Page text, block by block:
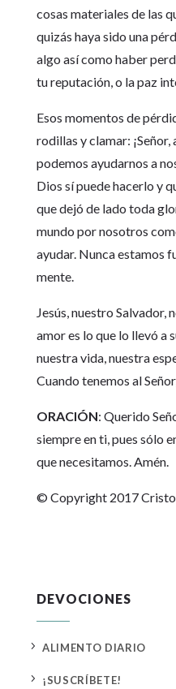
cosas materiales de las
quizás haya sido una
algo así como haber
tu reputación, o la paz
Esos momentos de
rodillas y clamar: ¡Señor,
podemos ayudarnos a
Dios sí puede hacerlo y
que dejó de lado toda
mundo por nosotros
ayudar. Nunca estamos
mente.
Jesús, nuestro Salvador,
amor es lo que lo llevó a
nuestra vida, nuestra
Cuando tenemos al
ORACIÓN: Querido
siempre en ti, pues sólo
que necesitamos. Amén.
© Copyright 2017 Cristo
DEVOCIONES
5 ALIMENTO DIARIO
5 ¡SUSCRÍBETE!